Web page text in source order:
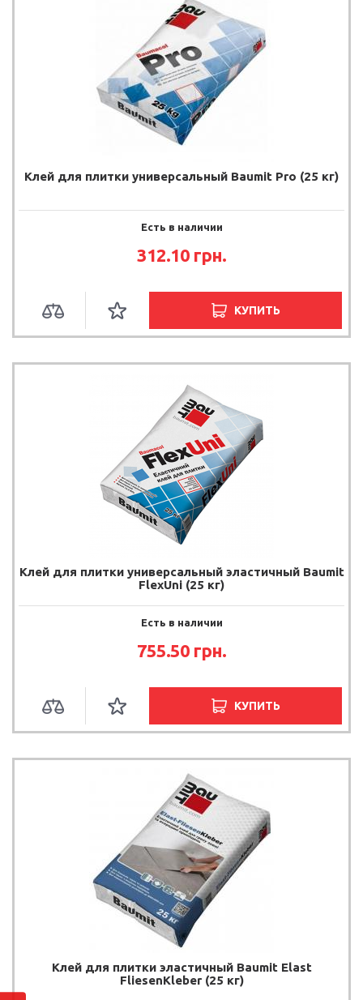
Клей для плитки универсальный Baumit Pro (25 кг)
Есть в наличии
312.10 грн.
КУПИТЬ
Клей для плитки универсальный эластичный Baumit
FlexUni (25 кг)
Есть в наличии
755.50 грн.
КУПИТЬ
Клей для плитки эластичный Baumit Elast
FliesenKleber (25 кг)